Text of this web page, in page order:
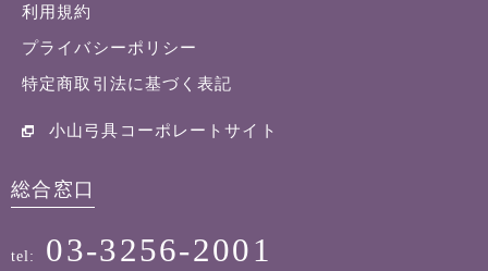
利用規約
プライバシーポリシー
特定商取引法に基づく表記
小山弓具コーポレートサイト
総合窓口
tel: 03-3256-2001